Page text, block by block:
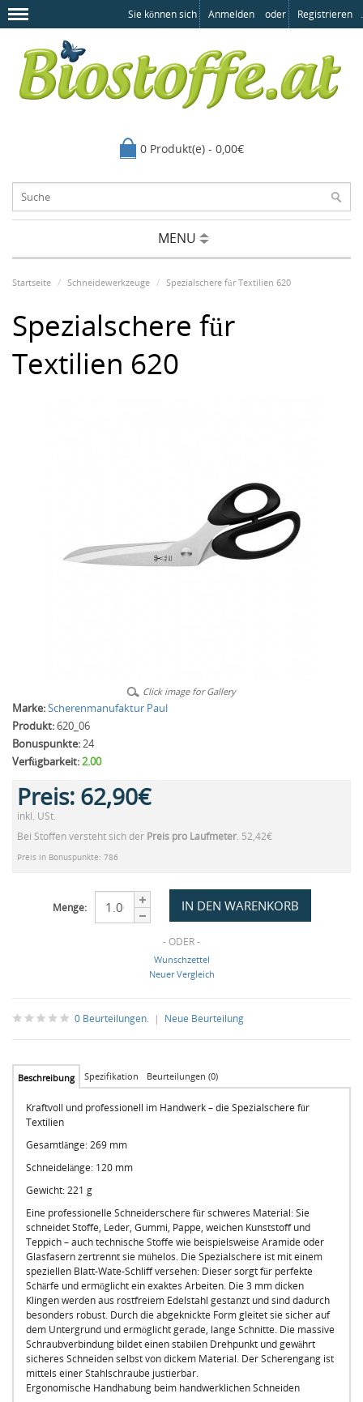
Sie können sich Anmelden oder Registrieren .
0 Produkt(e) - 0,00€
MENU
Startseite Schneidewerkzeuge Spezialschere für Textilien 620
Spezialschere für
Textilien 620
Click image for Gallery
Marke:Scherenmanufaktur Paul
Produkt:620_06
Bonuspunkte:24
Verfügbarkeit:2.00
Preis: 62,90€
inkl. USt.
Bei Stoffen versteht sich der Preis pro Laufmeter. 52,42€
Preis in Bonuspunkte: 786
Menge:
- ODER -
Wunschzettel
Neuer Vergleich
0 Beurteilungen. | Neue Beurteilung
Beschreibung Spezifikation Beurteilungen (0)
Kraftvoll und professionell im Handwerk – die Spezialschere für
Textilien
Gesamtlänge: 269 mm
Schneidelänge: 120 mm
Gewicht: 221 g
Eine professionelle Schneiderschere für schweres Material: Sie
schneidet Stoffe, Leder, Gummi, Pappe, weichen Kunststoff und
Teppich – auch technische Stoffe wie beispielsweise Aramide oder
Glasfasern zertrennt sie mühelos. Die Spezialschere ist mit einem
speziellen Blatt-Wate-Schliff versehen: Dieser sorgt für perfekte
Schärfe und ermöglicht ein exaktes Arbeiten. Die 3 mm dicken
Klingen werden aus rostfreiem Edelstahl gestanzt und sind dadurch
besonders robust. Durch die abgeknickte Form gleitet sie sicher auf
dem Untergrund und ermöglicht gerade, lange Schnitte. Die massive
Schraubverbindung bildet einen stabilen Drehpunkt und gewährt
sicheres Schneiden selbst von dickem Material. Der Scherengang ist
mittels einer Stahlschraube justierbar.
Ergonomische Handhabung beim handwerklichen Schneiden